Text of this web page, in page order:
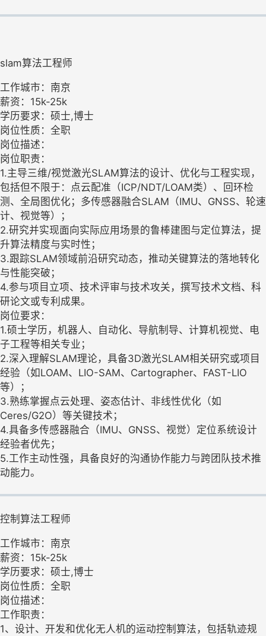
slam算法工程师
工作城市：南京
薪资：15k-25k
学历要求：硕士,博士
岗位性质：全职
岗位描述：
岗位职责：
1.主导三维/视觉激光SLAM算法的设计、优化与工程实现，
包括但不限于：点云配准（ICP/NDT/LOAM类）、回环检
测、全局图优化；多传感器融合SLAM（IMU、GNSS、轮速
计、视觉等）；
2.研究并实现面向实际应用场景的鲁棒建图与定位算法，提
升算法精度与实时性；
3.跟踪SLAM领域前沿研究动态，推动关键算法的落地转化
与性能突破；
4.参与项目立项、技术评审与技术攻关，撰写技术文档、科
研论文或专利成果。
岗位要求：
1.硕士学历，机器人、自动化、导航制导、计算机视觉、电
子工程等相关专业；
2.深入理解SLAM理论，具备3D激光SLAM相关研究或项目
经验（如LOAM、LIO-SAM、Cartographer、FAST-LIO
等）；
3.熟练掌握点云处理、姿态估计、非线性优化（如
Ceres/G2O）等关键技术；
4.具备多传感器融合（IMU、GNSS、视觉）定位系统设计
经验者优先；
5.工作主动性强，具备良好的沟通协作能力与跨团队技术推
动能力。
控制算法工程师
工作城市：南京
薪资：15k-25k
学历要求：硕士,博士
岗位性质：全职
岗位描述：
工作职责：
1、设计、开发和优化无人机的运动控制算法，包括轨迹规